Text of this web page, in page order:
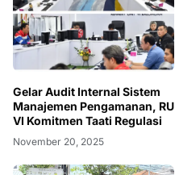
Gelar Audit Internal Sistem
Manajemen Pengamanan, RU
VI Komitmen Taati Regulasi
November 20, 2025